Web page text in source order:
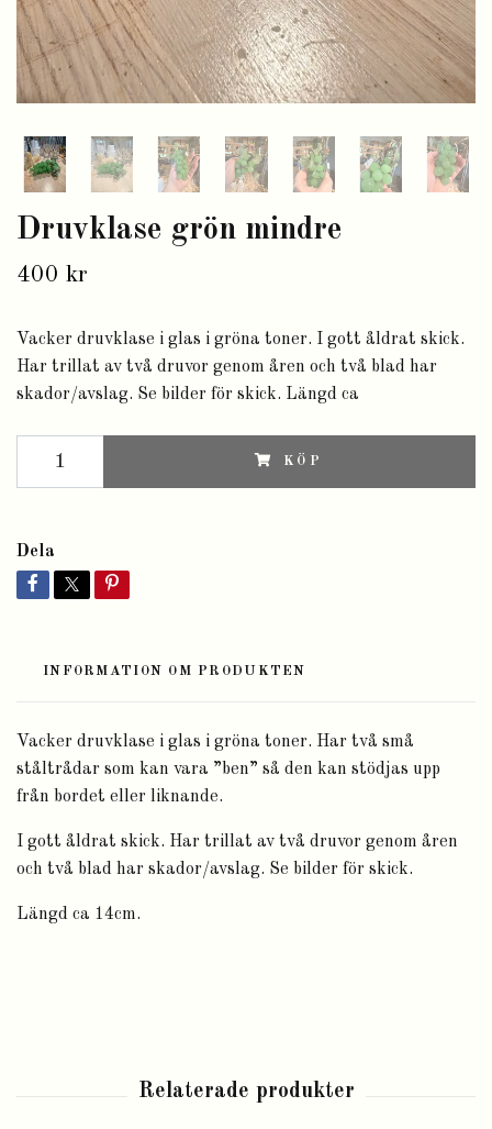
Druvklase grön mindre
400 kr
Vacker druvklase i glas i gröna toner. I gott åldrat skick.
Har trillat av två druvor genom åren och två blad har
skador/avslag. Se bilder för skick. Längd ca
KÖP
Dela
INFORMATION OM PRODUKTEN
Vacker druvklase i glas i gröna toner. Har två små
ståltrådar som kan vara ”ben” så den kan stödjas upp
från bordet eller liknande.
I gott åldrat skick. Har trillat av två druvor genom åren
och två blad har skador/avslag. Se bilder för skick.
Längd ca 14cm.